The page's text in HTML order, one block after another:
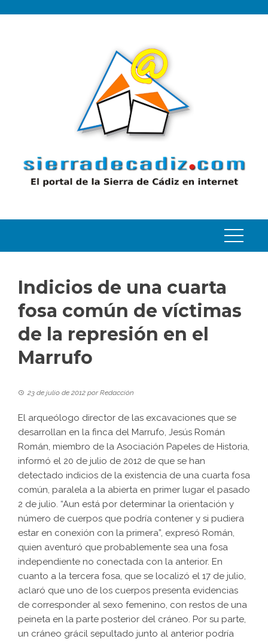
Indicios de una cuarta
fosa común de víctimas
de la represión en el
Marrufo
23 de julio de 2012 porRedacción
El arqueólogo director de las excavaciones que se
desarrollan en la finca del Marrufo, Jesús Román
Román, miembro de la Asociación Papeles de Historia,
informó el 20 de julio de 2012 de que se han
detectado indicios de la existencia de una cuarta fosa
común, paralela a la abierta en primer lugar el pasado
2 de julio. “Aun está por determinar la orientación y
número de cuerpos que podría contener y si pudiera
estar en conexión con la primera”, expresó Román,
quien aventuró que probablemente sea una fosa
independiente no conectada con la anterior. En
cuanto a la tercera fosa, que se localizó el 17 de julio,
aclaró que uno de los cuerpos presenta evidencias
de corresponder al sexo femenino, con restos de una
peineta en la parte posterior del cráneo. Por su parte,
un cráneo grácil sepultado junto al anterior podría